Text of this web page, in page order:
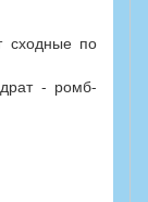
сходные по
- ромб-